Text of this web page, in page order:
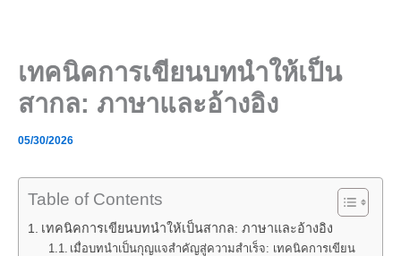
เทคนิคการเขียนบทนำให้เป็น
สากล: ภาษาและอ้างอิง
05/30/2026
Table of Contents
เทคนิคการเขียนบทนำให้เป็นสากล: ภาษาและอ้างอิง
เมื่อบทนำเป็นกุญแจสำคัญสู่ความสำเร็จ: เทคนิคการเขียน